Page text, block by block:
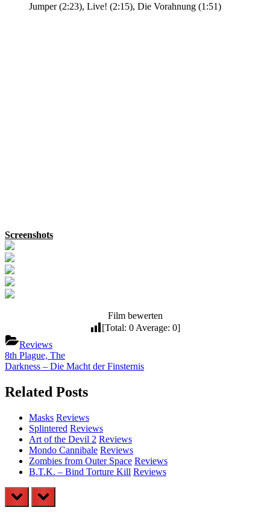
Jumper (2:23), Live! (2:15), Die Vorahnung (1:51)
Screenshots
Film bewerten
[Total: 0 Average: 0]
Reviews
Beitragsnavigation
Previous
Post:
8th Plague, The
Next
Darkness – Die Macht der Finsternis
Related Posts
Masks Reviews
Splintered Reviews
Art of the Devil 2 Reviews
Mondo Cannibale Reviews
Zombies from Outer Space Reviews
B.T.K. – Bind Torture Kill Reviews
prev next